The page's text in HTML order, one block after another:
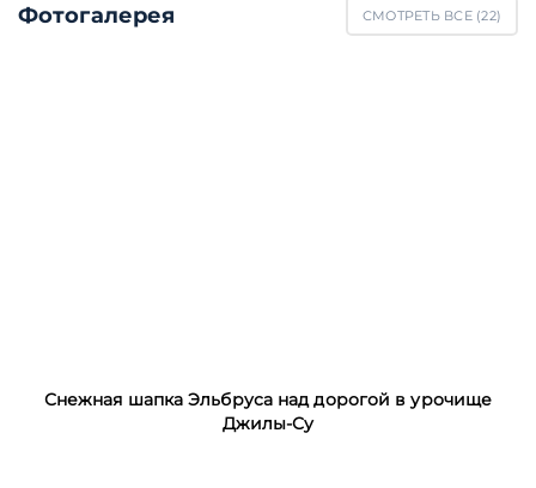
Фотогалерея СМОТРЕТЬ ВСЕ (22)
Снежная шапка Эльбруса над дорогой в урочище
Джилы-Су